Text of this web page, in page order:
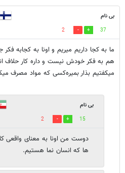
بی نام
37
2
ما به کجا داریم میریم و اونا به کجا‌به
هم به فکر خودش نیست و داره کار حلاف
میکفتیم بذار بمیره‌کسی که مواد مصرف
بی نام
15
2
دوست من اونا به معنای واقعی
ها که انسان نما هستیم.